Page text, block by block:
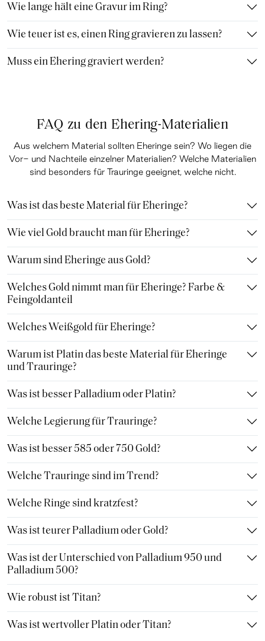
Wie lange hält eine Gravur im Ring?
Wie teuer ist es, einen Ring gravieren zu lassen?
Muss ein Ehering graviert werden?
FAQ zu den Ehering-Materialien
Aus welchem Material sollten Eheringe sein? Wo liegen die
Vor- und Nachteile einzelner Materialien? Welche Materialien
sind besonders für Trauringe geeignet, welche nicht.
Was ist das beste Material für Eheringe?
Wie viel Gold braucht man für Eheringe?
Warum sind Eheringe aus Gold?
Welches Gold nimmt man für Eheringe? Farbe &
Feingoldanteil
Welches Weißgold für Eheringe?
Warum ist Platin das beste Material für Eheringe
und Trauringe?
Was ist besser Palladium oder Platin?
Welche Legierung für Trauringe?
Was ist besser 585 oder 750 Gold?
Welche Trauringe sind im Trend?
Welche Ringe sind kratzfest?
Was ist teurer Palladium oder Gold?
Was ist der Unterschied von Palladium 950 und
Palladium 500?
Wie robust ist Titan?
Was ist wertvoller Platin oder Titan?